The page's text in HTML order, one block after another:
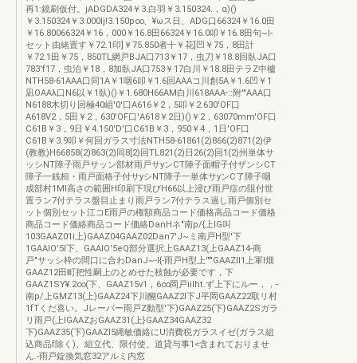
再1:鏡刷仮付。jADGDA324￥3.白羽￥3.150324.，α)()
￥3.150324￥3.000lj!3.150p∞、¥ωス日、ADG口66324￥16.0田
￥16.80066324￥16，000￥16.8田66324￥16.0叩￥16.8田句~I-
セット由緒置す￥72.1印]￥75.850者十￥花]凹￥75，8田計
￥72.1田￥75，850TL網戸BJA口713￥17，虫刀￥18.8回臥JA口
783'f17，虫泊￥18，8加臥JA口753￥17白川￥18.8田テラZ中櫨
NTH58-61AAA口同1A￥1咽6叩￥1.6回AAAコ川創5A￥1.6凹￥1
凪OAAλ口N6以￥1臥)()￥1.680H66AM白川618AAA-::附'"AAA口
N6188木切り回極40岨'0'口A616￥2，5叩￥2.630'OF口
A618V2，5田￥2，630'OF口'A618￥2日)()￥2，63070mm'OF口
C61B￥3，9日￥4.150'D'口C61B￥3，950￥4，1日'OF口
C61B￥3.9叩￥何回ガラス寸法NTH58-61861(2)866(2)871(2)伊
(教教)H66858(2)863(2)同8[2)回TL821(2)日26(2)回1(2)州単体サ
ッシNT障子雨戸サッン部材雨戸サyンCT陣子面帽子付ザンシCT
障子一銭桓・雨戸面格子付サyシNT障子一単体サyンC了障子咽
成部村1Ml高さの範囲H印刷下現びH66以上浸び雨戸症の阻付世
置ラン7付テラス盤目止まり雨戸ラン7付テラス過し雨戸個別セ
ット個別セット江コE雨戸の権額商品コード価格高品コード価格
商品コード価絡商品コード価絡DanHネ"南p/{上IG叫
103GAAZ01i上)GAAZ04GAAZ02Dan7'J~ミ南戸H型'下
1GAAlO'5I下、GAAlO'5eQ部分選択上GAAZ13(上GAAZ14-商
戸"サッシ枠の間口に合わDanJ~-I{-雨戸H型上'""GAAZll1上軍l畑
GAAZ12田町把性嗣上のとめせた枝蝕が必要です，下
GAAZ1SY¥.2∞(下、GAAZ15v1，6∞岡戸iilht.ず上下にルー，，-
南p/上GMZ13(上)GAAZ24下川醐GAAZ2l下J平岡GAAZ22取リ村
1fTくだ喜い。Jレーバー雨戸Z動型'下)GAAZ25(下}GAAZ2Sガラ
リ雨戸(上IGAAZおGAAZ31(上}GAAZ34GAAZ32
下)GAAZ35(下)GAAZl5縄敏価絡にU消費税ガラスイゼ(ガラス組
込商品f除く)、組立代、限付使、道貸与事1<含まれておりませ
ん.-雨戸錠換気窓32アルミ内窓